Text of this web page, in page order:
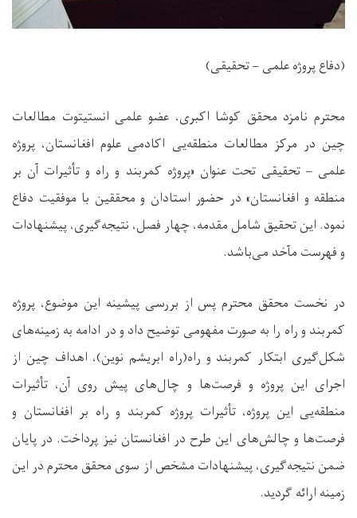
(دفاع پروژه علمی – تحقیقی)
محترم نامزد محقق کوشا اکبری، عضو علمی انستیتوت مطالعات
چین در مرکز مطالعات منطقه‌یی اکادمی علوم افغانستان، پروژه
علمی – تحقیقی تحت عنوان «پروژه کمربند و راه و تأثیرات آن بر
منطقه و افغانستان» در حضور استادان و محققین با موفقیت دفاع
نمود. این تحقیق شامل مقدمه، چهار فصل، نتیجه‌گیری، پیشنهادات
و فهرست مآخد می‌باشد.
در نخست محقق محترم پس از بررسی پیشینه این موضوع، پروژه
کمربند و راه را به صورت مفهومی توضیح داد و در ادامه به زمینه‌های
شکل‌گیری ابتکار کمربند و راه(راه ابریشم نوین)، اهداف چین از
اجرای این پروژه و فرصت‌ها و چال‌های پیش روی آن، تأثیرات
منطقه‌یی این پروژه، تأثیرات پروژه کمربند و راه بر افغانستان و
فرصت‌ها و چالش‌های این طرح در افغانستان نیز پرداخت. در پایان
ضمن نتیجه‌گیری، پیشنهادات مشخص از سوی محقق محترم در این
زمینه ارائه گردید.